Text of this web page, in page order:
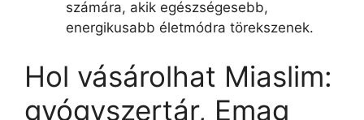
számára, akik egészségesebb,
energikusabb életmódra törekszenek.
Hol vásárolhat Miaslim:
gyógyszertár, Emag